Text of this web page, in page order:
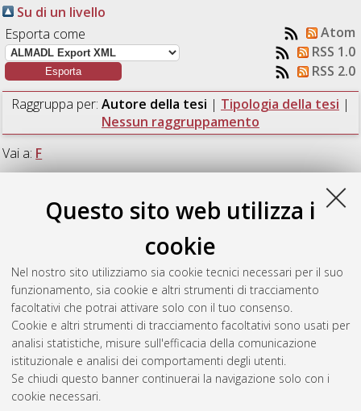
Questo sito web utilizza i
cookie
Nel nostro sito utilizziamo sia cookie tecnici necessari per il suo
funzionamento, sia cookie e altri strumenti di tracciamento
facoltativi che potrai attivare solo con il tuo consenso.
Cookie e altri strumenti di tracciamento facoltativi sono usati per
analisi statistiche, misure sull'efficacia della comunicazione
istituzionale e analisi dei comportamenti degli utenti.
Se chiudi questo banner continuerai la navigazione solo con i
cookie necessari.
Su di un livello
Esporta come
Atom
RSS 1.0
RSS 2.0
Raggruppa per: Autore della tesi | Tipologia della tesi |
Nessun raggruppamento
Vai a: F
Fumagalli, Simone(2019)Segmentazione di immagini
tomografiche di un antico documento.[Laurea], Università di
Bologna, Corso di Studio in Fisica [L-DM270]
Questa lista e' stata generata ilThu Aug 6 20:49:57 2026
CEST